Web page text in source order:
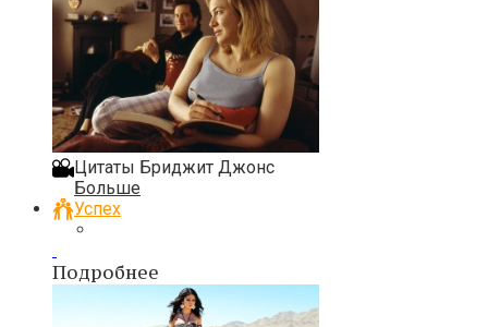
Цитаты Бриджит Джонс
Больше
Успех
Подробнее